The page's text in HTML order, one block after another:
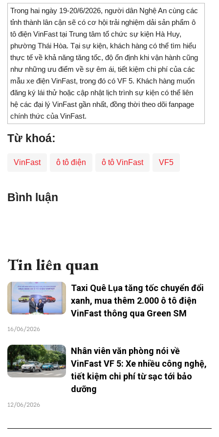
Trong hai ngày 19-20/6/2026, người dân Nghệ An cùng các
tỉnh thành lân cận sẽ có cơ hội trải nghiệm dải sản phẩm ô
tô điện VinFast tại Trung tâm tổ chức sự kiện Hà Huy,
phường Thái Hòa. Tại sự kiện, khách hàng có thể tìm hiểu
thực tế về khả năng tăng tốc, độ ổn định khi vận hành cũng
như những ưu điểm về sự êm ái, tiết kiệm chi phí của các
mẫu xe điện VinFast, trong đó có VF 5. Khách hàng muốn
đăng ký lái thử hoặc cập nhật lịch trình sự kiện có thể liên
hệ các đại lý VinFast gần nhất, đồng thời theo dõi fanpage
chính thức của VinFast.
Từ khoá:
VinFast ô tô điện ô tô VinFast VF5
Bình luận
Tin liên quan
Taxi Quê Lụa tăng tốc chuyển đổi
xanh, mua thêm 2.000 ô tô điện
VinFast thông qua Green SM
16/06/2026
Nhân viên văn phòng nói về
VinFast VF 5: Xe nhiều công nghệ,
tiết kiệm chi phí từ sạc tới bảo
dưỡng
12/06/2026